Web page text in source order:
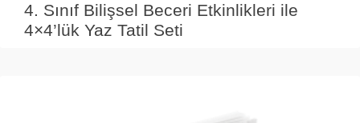
4. Sınıf Bilişsel Beceri Etkinlikleri ile
4×4’lük Yaz Tatil Seti